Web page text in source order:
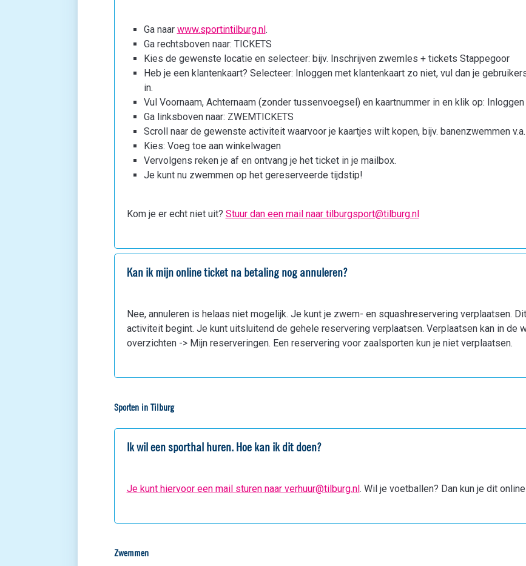
Ga naar www.sportintilburg.nl.
Ga rechtsboven naar: TICKETS
Kies de gewenste locatie en selecteer: bijv. Inschrijven zwemles + tickets Stappegoor
Heb je een klantenkaart? Selecteer: Inloggen met klantenkaart zo niet, vul dan je
in.
Vul Voornaam, Achternaam (zonder tussenvoegsel) en kaartnummer in en klik op: Inloggen
Ga linksboven naar: ZWEMTICKETS
Scroll naar de gewenste activiteit waarvoor je kaartjes wilt kopen, bijv. banenzwemmen
Kies: Voeg toe aan winkelwagen
Vervolgens reken je af en ontvang je het ticket in je mailbox.
Je kunt nu zwemmen op het gereserveerde tijdstip!
Kom je er echt niet uit? Stuur dan een mail naar tilburgsport@tilburg.nl
Kan ik mijn online ticket na betaling nog annuleren?
Nee, annuleren is helaas niet mogelijk. Je kunt je zwem- en squashreservering verplaatsen.
activiteit begint. Je kunt uitsluitend de gehele reservering verplaatsen. Verplaatsen kan in de
overzichten -> Mijn reserveringen. Een reservering voor zaalsporten kun je niet verplaatsen.
Sporten in Tilburg
Ik wil een sporthal huren. Hoe kan ik dit doen?
Je kunt hiervoor een mail sturen naar verhuur@tilburg.nl. Wil je voetballen? Dan kun je dit
Zwemmen